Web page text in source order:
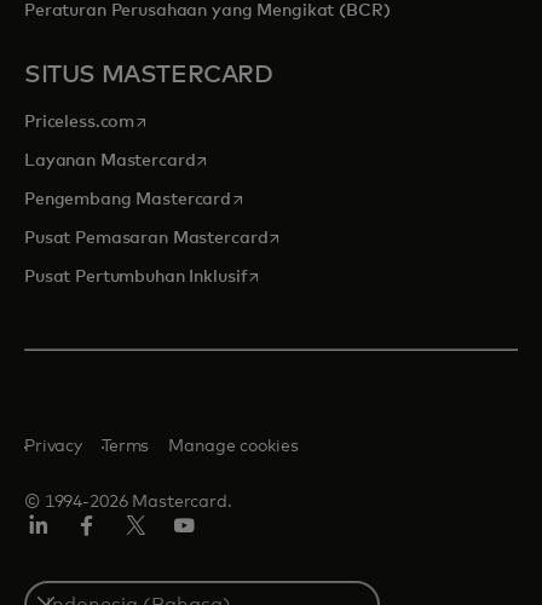
Peraturan Perusahaan yang Mengikat (BCR)
SITUS MASTERCARD
Priceless.com opens in a new tab
Layanan Mastercardopens in a new tab
Pengembang Mastercard opens in a new tab
Pusat Pemasaran Mastercardopens in a new tab
Pusat Pertumbuhan Inklusifopens in a new tab
© 1994-2026 Mastercard.
Privacy Terms Manage cookies
Select